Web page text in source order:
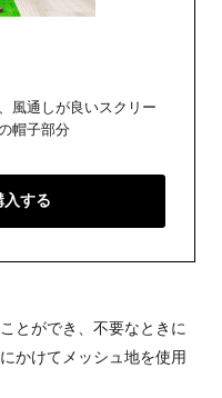
風通しが良いスクリー
帽子部分
入する
とができ、不要なときに
かけてメッシュ地を使用